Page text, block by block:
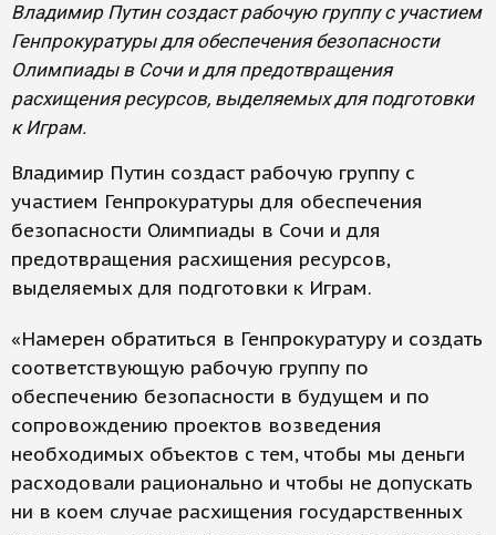
Владимир Путин создаст рабочую группу с участием
Генпрокуратуры для обеспечения безопасности
Олимпиады в Сочи и для предотвращения
расхищения ресурсов, выделяемых для подготовки
к Играм.
Владимир Путин создаст рабочую группу с
участием Генпрокуратуры для обеспечения
безопасности Олимпиады в Сочи и для
предотвращения расхищения ресурсов,
выделяемых для подготовки к Играм.
«Намерен обратиться в Генпрокуратуру и создать
соответствующую рабочую группу по
обеспечению безопасности в будущем и по
сопровождению проектов возведения
необходимых объектов с тем, чтобы мы деньги
расходовали рационально и чтобы не допускать
ни в коем случае расхищения государственных